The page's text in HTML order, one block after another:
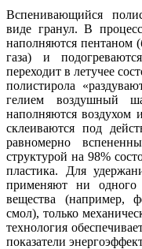
Вспенивающийся
виде гранул. В
наполняются пентаном
газа) и
переходит в летучее
полистирола
гелием воздушный
наполняются воздухом
склеиваются под
равномерно
структурой на 98%
пластика. Для
применяют ни одного
вещества (например,
смол), только
технология
показатели